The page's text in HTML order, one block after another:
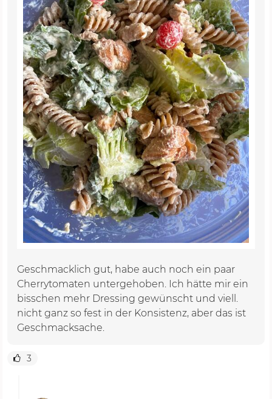
Geschmacklich gut, habe auch noch ein paar
Cherrytomaten untergehoben. Ich hätte mir ein
bisschen mehr Dressing gewünscht und viell.
nicht ganz so fest in der Konsistenz, aber das ist
Geschmacksache.
3